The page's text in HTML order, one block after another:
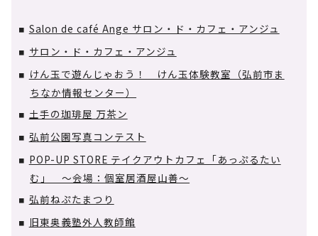
■ Salon de café Ange サロン・ド・カフェ・アンジュ
■ サロン・ド・カフェ・アンジュ
■
けん玉で遊んじゃおう！ けん玉体験教室（弘前市ま
ちなか情報センター）
■ 土手の珈琲屋 万茶ン
■ 弘前公園写真コンテスト
■
POP-UP STORE テイクアウトカフェ「あっぷるたい
む」 ～会場：個室居酒屋山善～
■ 弘前ねぷたまつり
■ 旧東奥義塾外人教師館